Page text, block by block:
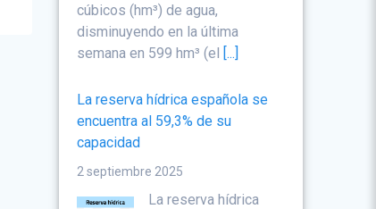
cúbicos (hm³) de agua,
disminuyendo en la última
semana en 599 hm³ (el [...]
La reserva hídrica española se
encuentra al 59,3% de su
capacidad
2 septiembre 2025
La reserva hídrica